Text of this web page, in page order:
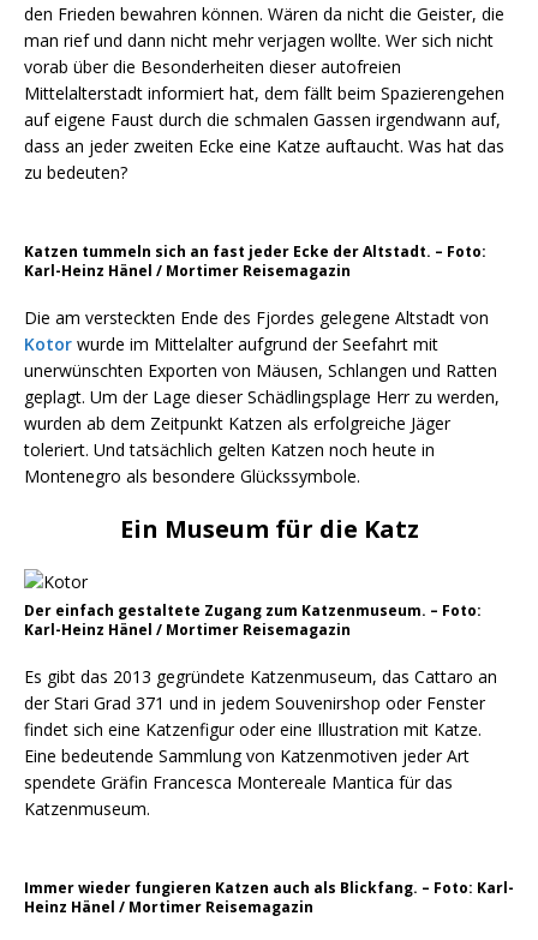
den Frieden bewahren können. Wären da nicht die Geister, die
man rief und dann nicht mehr verjagen wollte. Wer sich nicht
vorab über die Besonderheiten dieser autofreien
Mittelalterstadt informiert hat, dem fällt beim Spazierengehen
auf eigene Faust durch die schmalen Gassen irgendwann auf,
dass an jeder zweiten Ecke eine Katze auftaucht. Was hat das
zu bedeuten?
Katzen tummeln sich an fast jeder Ecke der Altstadt. – Foto:
Karl-Heinz Hänel / Mortimer Reisemagazin
Die am versteckten Ende des Fjordes gelegene Altstadt von
Kotor wurde im Mittelalter aufgrund der Seefahrt mit
unerwünschten Exporten von Mäusen, Schlangen und Ratten
geplagt. Um der Lage dieser Schädlingsplage Herr zu werden,
wurden ab dem Zeitpunkt Katzen als erfolgreiche Jäger
toleriert. Und tatsächlich gelten Katzen noch heute in
Montenegro als besondere Glückssymbole.
Ein Museum für die Katz
Der einfach gestaltete Zugang zum Katzenmuseum. – Foto:
Karl-Heinz Hänel / Mortimer Reisemagazin
Es gibt das 2013 gegründete Katzenmuseum, das Cattaro an
der Stari Grad 371 und in jedem Souvenirshop oder Fenster
findet sich eine Katzenfigur oder eine Illustration mit Katze.
Eine bedeutende Sammlung von Katzenmotiven jeder Art
spendete Gräfin Francesca Montereale Mantica für das
Katzenmuseum.
Immer wieder fungieren Katzen auch als Blickfang. – Foto: Karl-
Heinz Hänel / Mortimer Reisemagazin